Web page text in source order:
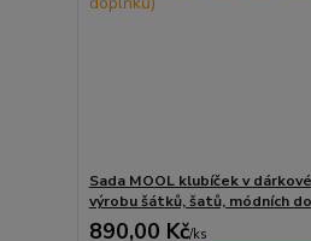
Sada MOOL klubíček v
výrobu šátků, šatů, módních
890,00 Kč/ks